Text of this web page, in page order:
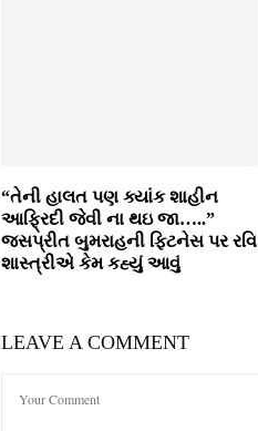
“તેની હાલત પણ ક્યાંક શાહીન
આફ્રિદી જેવી ના થઇ જા…..”
જસપ્રીત બુમરાહની ફિટનેસ પર રવિ
શાસ્ત્રીએ કેમ કહ્યું આવું
LEAVE A COMMENT